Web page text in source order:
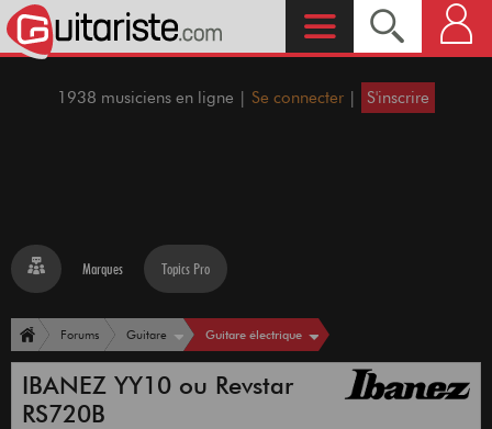
1938 musiciens en ligne | Se connecter | S'inscrire
Marques Topics Pro
Forums Guitare Guitare électrique
IBANEZ YY10 ou Revstar
RS720B